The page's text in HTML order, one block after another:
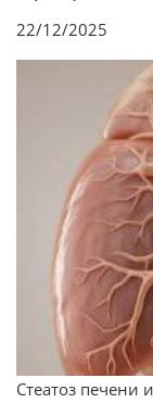
22/12/2025
Стеатоз печени